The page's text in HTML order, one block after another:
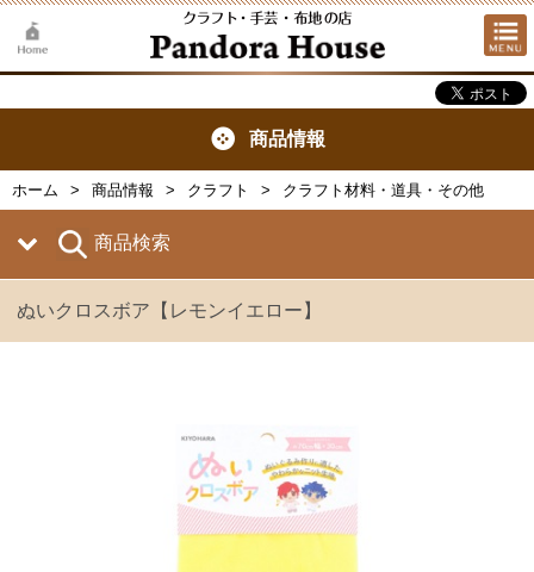
商品情報
ホーム 商品情報 クラフト クラフト材料・道具・その他
商品検索
ぬいクロスボア【レモンイエロー】